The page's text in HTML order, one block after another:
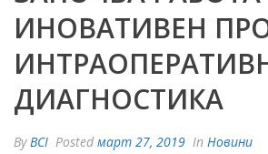
ИНОВАТИВЕН
ДИАГНОСТИКА
ByBCI Posted март 27, 2019 In Новини